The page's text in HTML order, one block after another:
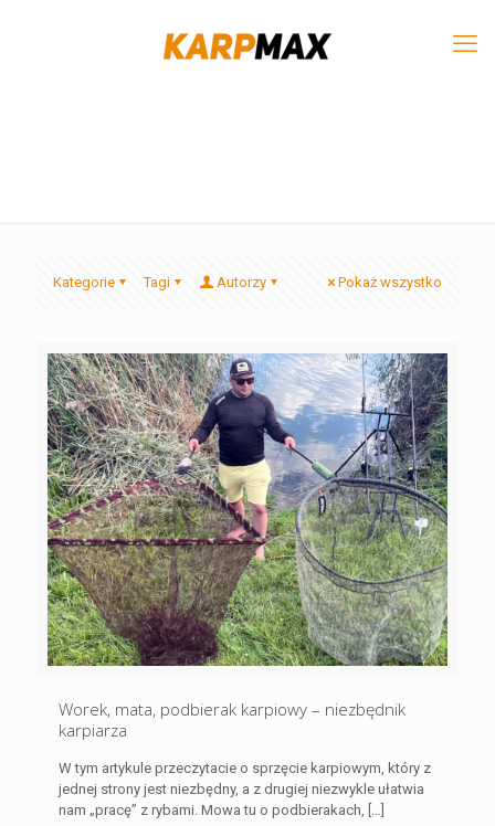
Kategorie Tagi Autorzy Pokaż wszystko
Worek, mata, podbierak karpiowy – niezbędnik
karpiarza
W tym artykule przeczytacie o sprzęcie karpiowym, który z
jednej strony jest niezbędny, a z drugiej niezwykle ułatwia
nam „pracę” z rybami. Mowa tu o podbierakach,